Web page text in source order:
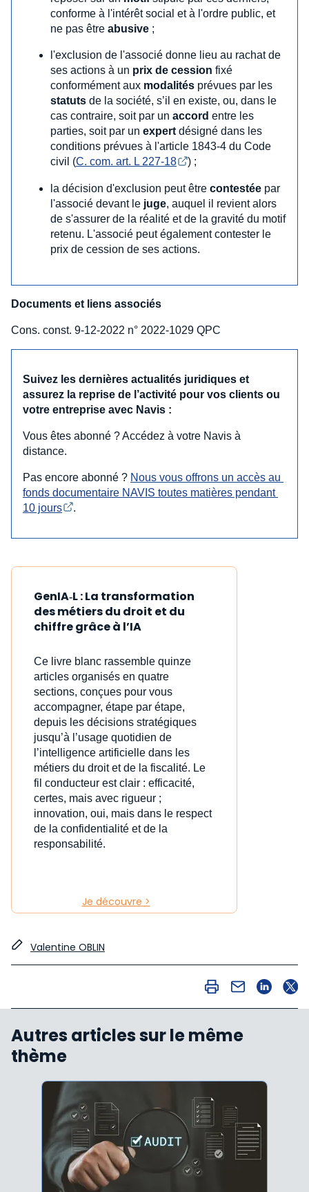
conforme à l'intérêt social et à l'ordre public, et
ne pas être abusive ;
l'exclusion de l'associé donne lieu au rachat de
ses actions à un prix de cession fixé
conformément aux modalités prévues par les
statuts de la société, s’il en existe, ou, dans le
cas contraire, soit par un accord entre les
parties, soit par un expert désigné dans les
conditions prévues à l'article 1843-4 du Code
civil (C. com. art. L 227-18 ) ;
la décision d'exclusion peut être contestée par
l'associé devant le juge, auquel il revient alors
de s'assurer de la réalité et de la gravité du motif
retenu. L'associé peut également contester le
prix de cession de ses actions.
Documents et liens associés
Cons. const. 9-12-2022 n° 2022-1029 QPC
Suivez les dernières actualités juridiques et
assurez la reprise de l’activité pour vos clients ou
votre entreprise avec Navis :
Vous êtes abonné ? Accédez à votre Navis à
distance.
Pas encore abonné ? Nous vous offrons un accès au
fonds documentaire NAVIS toutes matières pendant
10 jours
.
GenIA‑L : La transformation
des métiers du droit et du
chiffre grâce à l’IA
Ce livre blanc rassemble quinze
articles organisés en quatre
sections, conçues pour vous
accompagner, étape par étape,
depuis les décisions stratégiques
jusqu’à l’usage quotidien de
l’intelligence artificielle dans les
métiers du droit et de la fiscalité. Le
fil conducteur est clair : efficacité,
certes, mais avec rigueur ;
innovation, oui, mais dans le respect
de la confidentialité et de la
responsabilité.
Je découvre >
Valentine OBLIN
Autres articles sur le même
thème